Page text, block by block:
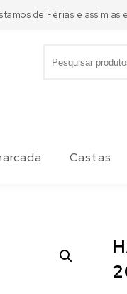
de Férias e assim
Castas